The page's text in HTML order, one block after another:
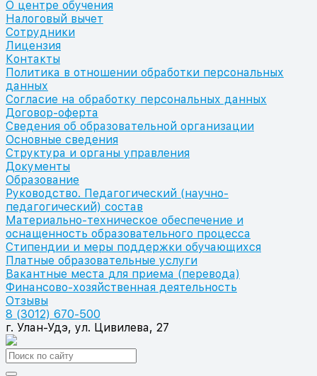
О центре обучения
Налоговый вычет
Сотрудники
Лицензия
Контакты
Политика в отношении обработки персональных
данных
Согласие на обработку персональных данных
Договор-оферта
Сведения об образовательной организации
Основные сведения
Структура и органы управления
Документы
Образование
Руководство. Педагогический (научно-
педагогический) состав
Материально-техническое обеспечение и
оснащенность образовательного процесса
Стипендии и меры поддержки обучающихся
Платные образовательные услуги
Вакантные места для приема (перевода)
Финансово-хозяйственная деятельность
Отзывы
8 (3012) 670-500
г. Улан-Удэ, ул. Цивилева, 27